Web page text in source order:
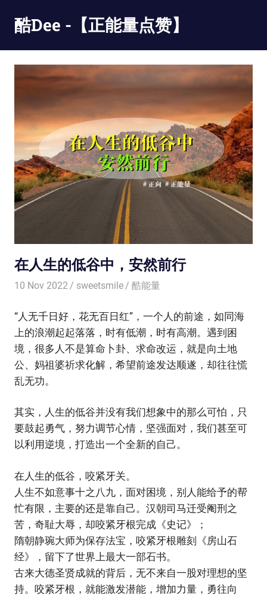
content
酷Dee -【正能量点赞】
更
在人生的低谷中，安然前行
10 Nov 2022 sweetsmile 酷能量
“人无千日好，花无百日红”，一个人的前途，如同海
上的浪潮起起落落，时有低潮，时有高潮。遇到困
境，很多人不是算命卜卦、求命改运，就是向土地
公、妈祖婆祈求化解，希望前途发达顺遂，却往往慌
乱无功。
其实，人生的低谷并没有我们想象中的那么可怕，只
要鼓起勇气，努力调节心情，坚强面对，我们甚至可
以利用逆境，打造出一个全新的自己。
在人生的低谷，咬紧牙关。
人生不如意事十之八九，面对困境，别人能给予的帮
忙有限，主要的还是靠自己。汉朝司马迁受阉刑之
苦，奇耻大辱，却咬紧牙根完成《史记》；
隋朝静琬大师为保存法宝，咬紧牙根雕刻《房山石
经》，留下了世界上最大一部石书。
古来大德圣贤成就的背后，无不来自一股对理想的坚
持。咬紧牙根，就能激发潜能，增加力量，勇往向